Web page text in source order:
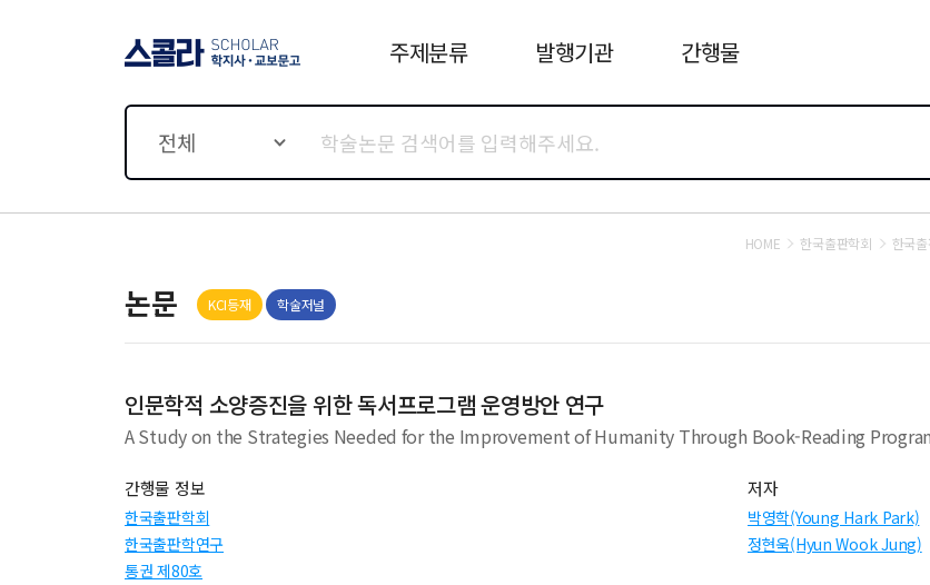
주제분류 발행기관 간행물
전체
HOME 한국출판학회 한국
논문 KCI등재 학술저널
인문학적 소양증진을 위한 독서프로그램 운영방안 연구
A Study on the Strategies Needed for the Improvement of Humanity Through Book-Reading
간행물 정보
한국출판학회
한국출판학연구
통권 제80호
저자
박영학(Young Hark Park)
정현욱(Hyun Wook Jung)